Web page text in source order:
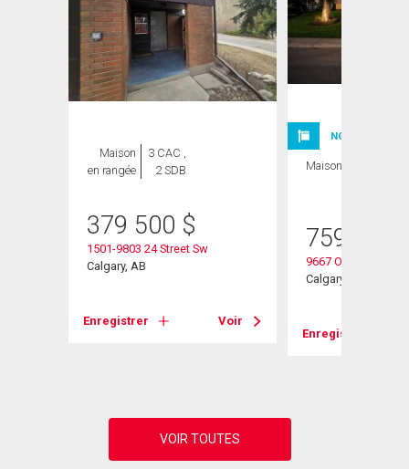
Maison
en rangée
3 CAC ,
2 SDB
379 500 $
1501-9803 24 Street Sw
Calgary, AB
Enregistrer Voir
NOUVELLE
Maison
759 900
9667 Oakhill Drive
Calgary, AB
Enregistrer